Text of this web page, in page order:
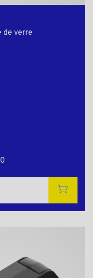
de verre